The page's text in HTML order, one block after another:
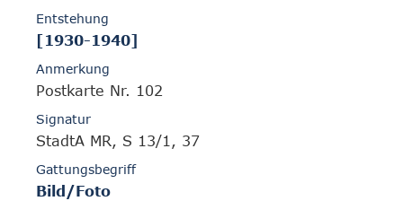
Entstehung
[1930-1940]
Anmerkung
Postkarte Nr. 102
Signatur
StadtA MR, S 13/1, 37
Gattungsbegriff
Bild/Foto